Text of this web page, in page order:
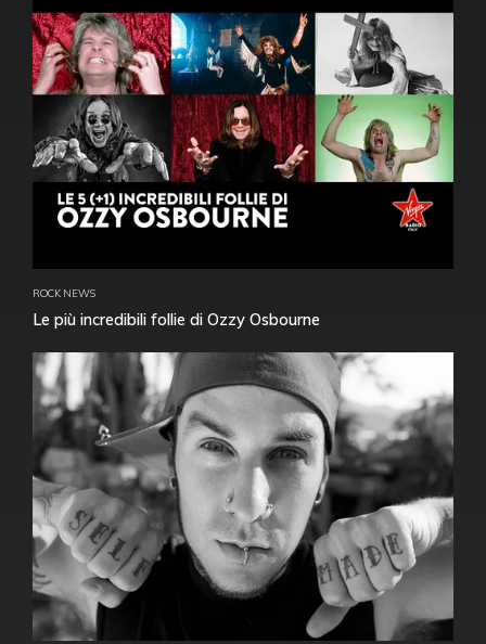
ROCK NEWS
Le più incredibili follie di Ozzy Osbourne